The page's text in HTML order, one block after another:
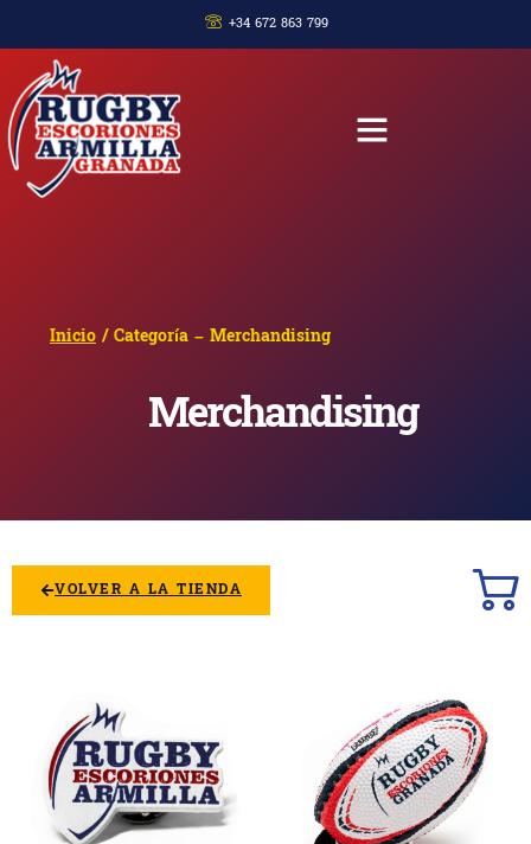
+34 672 863 799
Inicio / Categoría – Merchandising
Merchandising
VOLVER A LA TIENDA